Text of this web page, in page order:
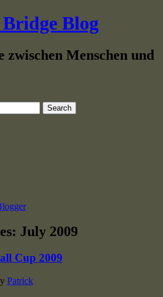
Blog
zwischen Menschen und
July 2009
Cup 2009
Patrick